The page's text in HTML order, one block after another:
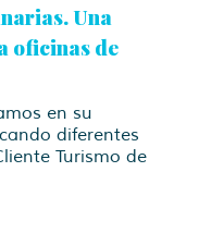
Una
oficinas de
en su
diferentes
Turismo de